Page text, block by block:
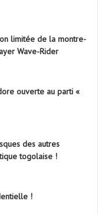
limitée de la montre-
Wave-Rider
ouverte au parti «
des autres
togolaise !
!